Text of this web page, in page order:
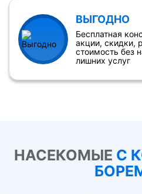
ВЫГОДНО
Бесплатная
акции, скидки,
стоимость без
лишних услуг
НАСЕКОМЫЕ С